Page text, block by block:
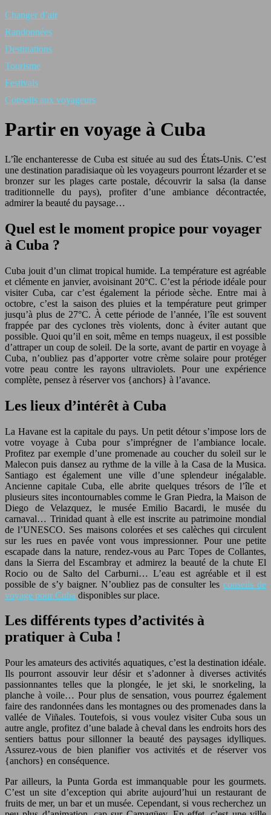
Changer d’air
Randonnées
Destinations
Tourisme
Festivals
Conseils aux voyageurs
Partir en voyage à Cuba
L’île enchanteresse de Cuba est située au sud des États-Unis. C’est
une destination paradisiaque où les voyageurs pourront lézarder et se
bronzer sur les plages carte postale, découvrir la salsa (la danse
traditionnelle du pays), profiter d’une ambiance décontractée,
admirer la beauté du paysage…
Quel est le moment propice pour voyager
à Cuba ?
Cuba jouit d’un climat tropical humide. La température est agréable
et clémente en janvier, avoisinant 20°C. C’est la période idéale pour
visiter Cuba, car c’est également la période sèche. Entre mai à
octobre, c’est la saison des pluies et la température peut grimper
jusqu’à plus de 27°C. À cette période de l’année, l’île est souvent
frappée par des cyclones très violents, donc à éviter autant que
possible. Quoi qu’il en soit, même en temps nuageux, il est possible
d’attraper un coup de soleil. De la sorte, avant de partir en voyage à
Cuba, n’oubliez pas d’apporter votre crème solaire pour protéger
votre peau contre les rayons ultraviolets. Pour une expérience
complète, pensez à réserver vos {anchors} à l’avance.
Les lieux d’intérêt à Cuba
La Havane est la capitale du pays. Un petit détour s’impose lors de
votre voyage à Cuba pour s’imprégner de l’ambiance locale.
Profitez par exemple d’une promenade au coucher du soleil sur le
Malecon puis dansez au rythme de la ville à la Casa de la Musica.
Santiago est également une ville d’une splendeur inégalable.
Ancienne capitale Cuba, elle abrite quelques trésors de l’île et
plusieurs sites incontournables comme le Gran Piedra, la Maison de
Diego de Velazquez, le musée Emilio Bacardi, le musée du
carnaval… Trinidad quant à elle est inscrite au patrimoine mondial
de l’UNESCO. Ses maisons colorées et ses calèches qui circulent
sur les rues en pavée vont vous impressionner. Pour une petite
escapade dans la nature, rendez-vous au Parc Topes de Collantes,
dans la Sierra del Escambray et admirez la beauté de la chute El
Rocio ou de Salto del Carburni… L’eau est agréable et il est
possible de s’y baigner. N’oubliez pas de consulter lesconseils de
voyage pour Cuba disponibles sur place.
Les différents types d’activités à
pratiquer à Cuba !
Pour les amateurs des activités aquatiques, c’est la destination idéale.
Ils pourront assouvir leur désir et s’adonner à diverses activités
passionnantes telles que la plongée, le jet ski, le snorkeling, la
planche à voile… Pour plus de sensation, vous pourrez également
faire des randonnées dans les montagnes ou des promenades dans la
vallée de Viñales. Toutefois, si vous voulez visiter Cuba sous un
autre angle, profitez d’une balade à cheval dans les endroits hors des
sentiers battus pour sillonner la beauté des paysages idylliques.
Assurez-vous de bien planifier vos activités et de réserver vos
{anchors} en conséquence.
Par ailleurs, la Punta Gorda est immanquable pour les gourmets.
C’est un site d’exception qui abrite aujourd’hui un restaurant de
fruits de mer, un bar et un musée. Cependant, si vous recherchez un